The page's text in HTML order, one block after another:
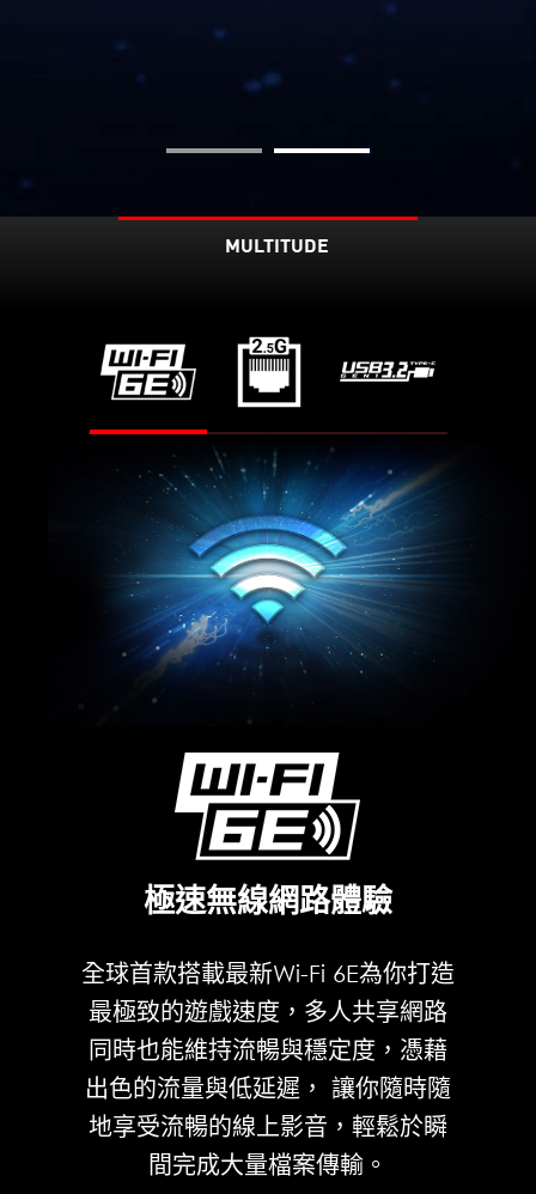
MULTITUDE
極速無線網路體驗
全球首款搭載最新Wi-Fi 6E為你打造
最極致的遊戲速度，多人共享網路
同時也能維持流暢與穩定度，憑藉
出色的流量與低延遲， 讓你隨時隨
地享受流暢的線上影音，輕鬆於瞬
間完成大量檔案傳輸。